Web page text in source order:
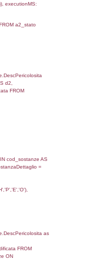
FROM
ON
=
=
AND
f_territori_limitrofi
ON
=
=